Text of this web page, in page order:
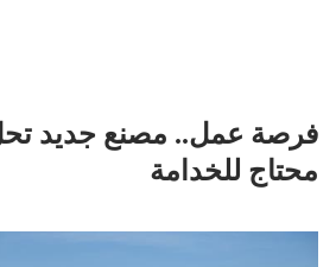
فرصة عمل.. مصنع جديد
محتاج للخدامة